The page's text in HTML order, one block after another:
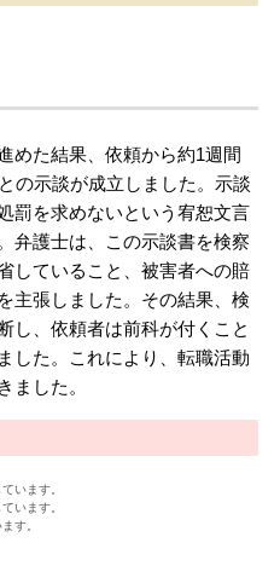
めた結果、依頼から約1週間
の示談が成立しました。示談
罰を求めないという宥恕文言
弁護士は、この示談書を検察
していること、被害者への賠
主張しました。その結果、検
し、依頼者は前科が付くこと
した。これにより、転職活動
ました。
います。
います。
す。